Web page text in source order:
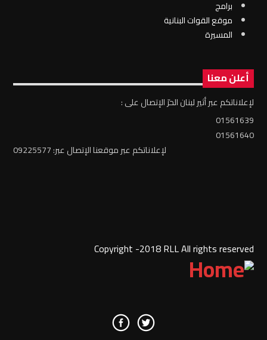
برامج
موقع القوات البنانية
المسيرة
أعلن معنا
لإعلاناتكم عبر أثير لبنان الحرّ الإتصال على :
01561639
01561640
لإعلاناتكم عبر موقعنا الإتصال عبر: 09225577
Copyright -2018 RLL All rights reserved